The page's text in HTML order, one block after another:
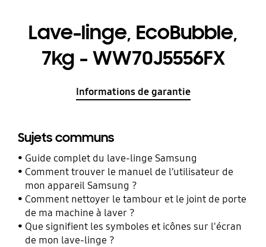
Lave-linge, EcoBubble,
7kg - WW70J5556FX
Informations de garantie
Sujets communs
Guide complet du lave-linge Samsung
Comment trouver le manuel de l’utilisateur de
mon appareil Samsung ?
Comment nettoyer le tambour et le joint de porte
de ma machine à laver ?
Que signifient les symboles et icônes sur l'écran
de mon lave-linge ?